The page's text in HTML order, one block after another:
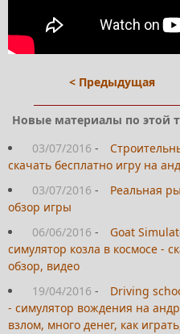
< Предыдущая
Новые материалы по этой
03/07/2016 -
скачать бесплатно игру на
03/07/2016 -
Реальная
обзор игры
06/06/2016 -
Goat
симулятор козла в космосе -
обзор, видео
19/04/2016 -
Driving
- симулятор вождения на
взлом, много денег, как